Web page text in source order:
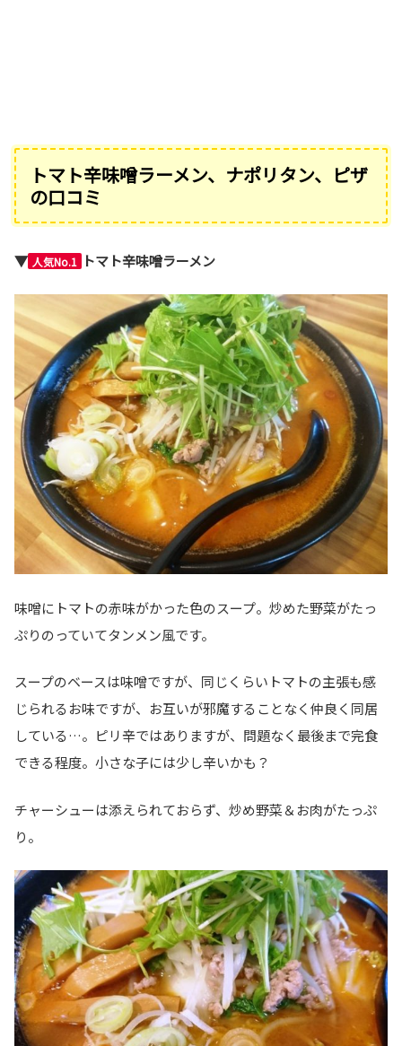
トマト辛味噌ラーメン、ナポリタン、ピザ
の口コミ
▼ 人気No.1 トマト辛味噌ラーメン
味噌にトマトの赤味がかった色のスープ。炒めた野菜がたっ
ぷりのっていてタンメン風です。
スープのベースは味噌ですが、同じくらいトマトの主張も感
じられるお味ですが、お互いが邪魔することなく仲良く同居
している…。ピリ辛ではありますが、問題なく最後まで完食
できる程度。小さな子には少し辛いかも？
チャーシューは添えられておらず、炒め野菜＆お肉がたっぷ
り。